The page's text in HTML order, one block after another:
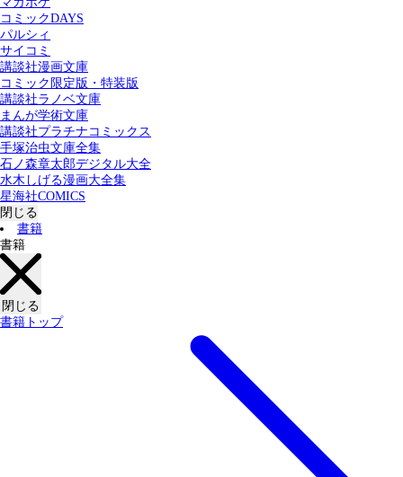
コミックDAYS
パルシィ
サイコミ
講談社漫画文庫
コミック限定版・特装版
講談社ラノベ文庫
まんが学術文庫
講談社プラチナコミックス
手塚治虫文庫全集
石ノ森章太郎デジタル大全
水木しげる漫画大全集
星海社COMICS
閉じる
書籍
書籍
閉じる
書籍トップ
カテゴリー：
すべての記事